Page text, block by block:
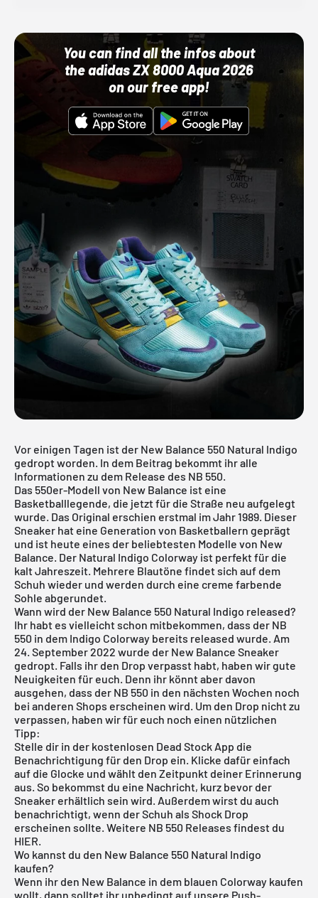
You can find all the infos about
the adidas ZX 8000 Aqua 2026
on our free app!
Vor einigen Tagen ist der New Balance 550 Natural Indigo
gedropt worden. In dem Beitrag bekommt ihr alle
Informationen zu dem Release des NB 550.
Das 550er-Modell von New Balance ist eine
Basketballlegende, die jetzt für die Straße neu aufgelegt
wurde. Das Original erschien erstmal im Jahr 1989. Dieser
Sneaker hat eine Generation von Basketballern geprägt
und ist heute eines der beliebtesten Modelle von New
Balance. Der Natural Indigo Colorway ist perfekt für die
kalt Jahreszeit. Mehrere Blautöne findet sich auf dem
Schuh wieder und werden durch eine creme farbende
Sohle abgerundet.
Wann wird der New Balance 550 Natural Indigo released?
Ihr habt es vielleicht schon mitbekommen, dass der NB
550 in dem Indigo Colorway bereits released wurde. Am
24. September 2022 wurde der New Balance Sneaker
gedropt. Falls ihr den Drop verpasst habt, haben wir gute
Neuigkeiten für euch. Denn ihr könnt aber davon
ausgehen, dass der NB 550 in den nächsten Wochen noch
bei anderen Shops erscheinen wird. Um den Drop nicht zu
verpassen, haben wir für euch noch einen nützlichen
Tipp:
Stelle dir in der kostenlosen Dead Stock App die
Benachrichtigung für den Drop ein. Klicke dafür einfach
auf die Glocke und wählt den Zeitpunkt deiner Erinnerung
aus. So bekommst du eine Nachricht, kurz bevor der
Sneaker erhältlich sein wird. Außerdem wirst du auch
benachrichtigt, wenn der Schuh als Shock Drop
erscheinen sollte. Weitere NB 550 Releases findest du
HIER.
Wo kannst du den New Balance 550 Natural Indigo
kaufen?
Wenn ihr den New Balance in dem blauen Colorway kaufen
wollt, dann solltet ihr unbedingt auf unsere Push-